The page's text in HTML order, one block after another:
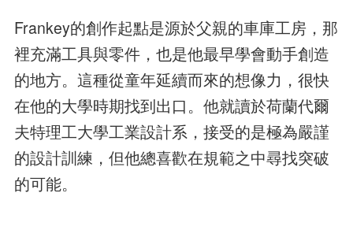
Frankey的創作起點是源於父親的車庫工房，那
裡充滿工具與零件，也是他最早學會動手創造
的地方。這種從童年延續而來的想像力，很快
在他的大學時期找到出口。他就讀於荷蘭代爾
夫特理工大學工業設計系，接受的是極為嚴謹
的設計訓練，但他總喜歡在規範之中尋找突破
的可能。